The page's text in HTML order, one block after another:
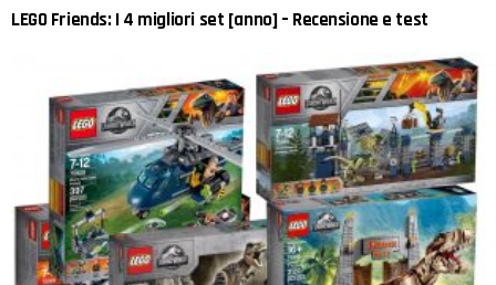
LEGO Friends: I 4 migliori set [anno] – Recensione e test